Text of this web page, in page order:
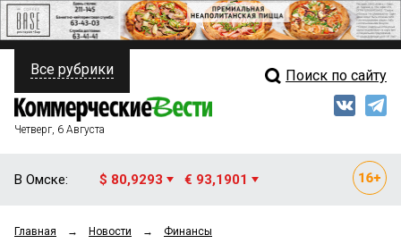
ПОЛИТИКА
ФИНАНСЫ
ОБЩЕСТВО
Свежий выпуск
Все рубрики Поиск по сайту
Четверг, 6 Августа
В Омске: $ 80,9293 € 93,1901
Главная → Новости → Финансы